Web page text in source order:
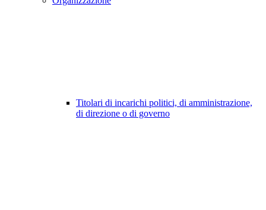
Titolari di incarichi politici, di amministrazione,
di direzione o di governo